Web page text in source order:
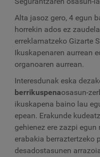
Alta jasoz gero, 4 egun
horrekin ados ez
erreklamatzeko Gizarte
Ikuskapenaren aurrean
organoaren aurrean.
Interesdunak eska
berrikuspenaosasun-
ikuskapena baino lau
epean. Erakunde
gehienez ere zazpi egun
erabakia berraztertzeko
desadostasunen